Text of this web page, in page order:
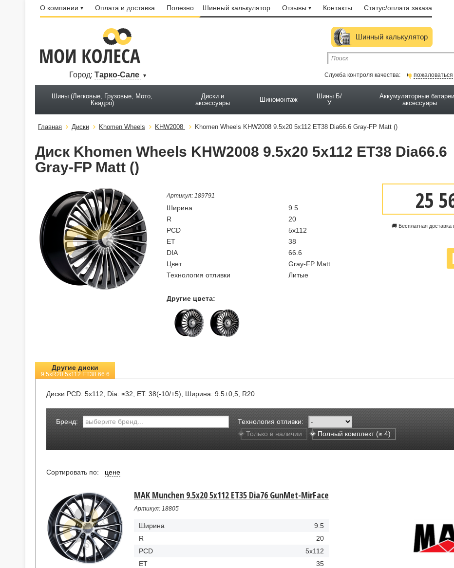
О компании Оплата и доставка Полезно Шинный калькулятор Отзывы Контакты Статус/оплата заказа
Город: Тарко-Сале
Шинный калькулятор
Служба контроля качества: пожаловаться
Шины (Легковые, Грузовые, Мото,
Квадро)
Диски и
аксессуары
Шиномонтаж
Шины Б/
У
Аккумуляторные
аксессуары
Главная Диски Khomen Wheels KHW2008 Khomen Wheels KHW2008 9.5x20 5x112 ET38 Dia66.6 Gray-FP Matt ()
Диск Khomen Wheels KHW2008 9.5x20 5x112 ET38 Dia66.6
Gray-FP Matt ()
Артикул: 189791
Ширина
9.5
R
20
PCD
5x112
ET
38
DIA
66.6
Цвет
Gray-FP Matt
Технология отливки
Литые
Другие цвета:
25
🚚 Бесплатная
Другие диски
9.5xR20 5x112 ET38 66.6
Диски PCD: 5x112, Dia: ≥32, ET: 38(-10/+5), Ширина: 9.5±0,5, R20
Бренд:
Технология отливки:
Только в наличии
Полный комплект (≥ 4)
Сортировать по: цене
MAK Munchen 9.5x20 5x112 ET35 Dia76 GunMet-MirFace
Артикул: 18805
Ширина
9.5
R
20
PCD
5x112
ET
35